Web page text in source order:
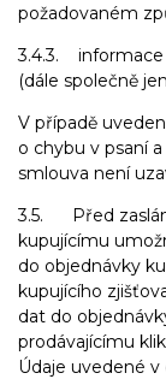
požadovaném
3.4.3. informace
(dále společně
V případě
o chybu v psaní
smlouva není
3.5. Před
kupujícímu
do objednávky
kupujícího
dat do
prodávajícímu
Údaje uvedené